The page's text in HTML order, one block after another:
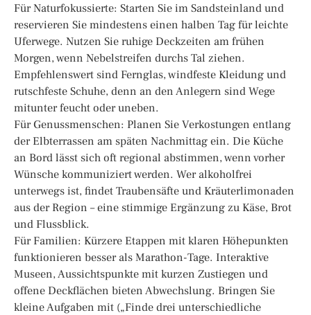
Für Naturfokussierte: Starten Sie im Sandsteinland und
reservieren Sie mindestens einen halben Tag für leichte
Uferwege. Nutzen Sie ruhige Deckzeiten am frühen
Morgen, wenn Nebelstreifen durchs Tal ziehen.
Empfehlenswert sind Fernglas, windfeste Kleidung und
rutschfeste Schuhe, denn an den Anlegern sind Wege
mitunter feucht oder uneben.
Für Genussmenschen: Planen Sie Verkostungen entlang
der Elbterrassen am späten Nachmittag ein. Die Küche
an Bord lässt sich oft regional abstimmen, wenn vorher
Wünsche kommuniziert werden. Wer alkoholfrei
unterwegs ist, findet Traubensäfte und Kräuterlimonaden
aus der Region – eine stimmige Ergänzung zu Käse, Brot
und Flussblick.
Für Familien: Kürzere Etappen mit klaren Höhepunkten
funktionieren besser als Marathon-Tage. Interaktive
Museen, Aussichtspunkte mit kurzen Zustiegen und
offene Deckflächen bieten Abwechslung. Bringen Sie
kleine Aufgaben mit („Finde drei unterschiedliche